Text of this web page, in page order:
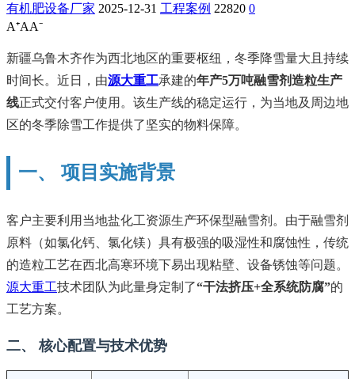
有机肥设备厂家 2025-12-31 工程案例 22820 0
A⁺AA⁻
新疆乌鲁木齐作为西北地区的重要枢纽，冬季降雪量大且持续
时间长。近日，由源大重工承建的年产5万吨融雪剂造粒生产
线正式交付客户使用。该生产线的稳定运行，为当地及周边地
区的冬季除雪工作提供了坚实的物料保障。
一、 项目实施背景
客户主要利用当地盐化工资源生产环保型融雪剂。由于融雪剂
原料（如氯化钙、氯化镁）具有极强的吸湿性和腐蚀性，传统
的造粒工艺在西北高寒环境下易出现粘壁、设备锈蚀等问题。
源大重工技术团队为此量身定制了“干法挤压+全系统防腐”的
工艺方案。
二、 核心配置与技术优势